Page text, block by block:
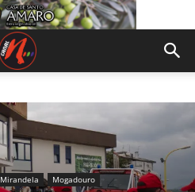
Mirandela Mogadouro